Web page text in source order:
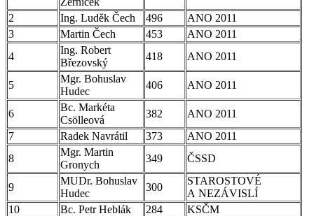
2
Ing. Luděk Čech 496
ANO 2011
3
Martin Čech 453
ANO 2011
4
Ing. Robert
Březovský
418 ANO 2011
5
Mgr. Bohuslav
Hudec
406 ANO 2011
6
Bc. Markéta
Csölleová
382
ANO 2011
7
Radek Navrátil 373
ANO 2011
8
Mgr. Martin
Gronych
349 ČSSD
9
MUDr. Bohuslav
Hudec
300
STAROSTOVÉ
A NEZÁVISLÍ
10
Bc. Petr Heblák 284
KSČM